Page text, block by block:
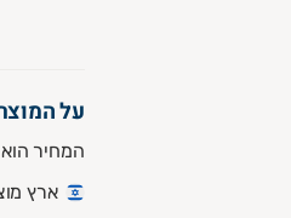
על
המחיר הוא
ארץ